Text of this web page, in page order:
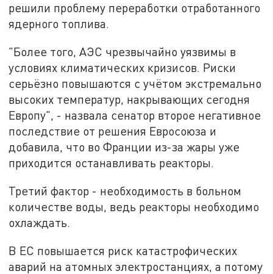
решили проблему переработки отработанного
ядерного топлива.
"Более того, АЭС чрезвычайно уязвимы в
условиях климатических кризисов. Риски
серьёзно повышаются с учётом экстремально
высоких температур, накрывающих сегодня
Европу", - назвала сенатор второе негативное
последствие от решения Евросоюза и
добавила, что во Франции из-за жары уже
приходится останавливать реакторы.
Третий фактор - необходимость в больном
количестве воды, ведь реакторы необходимо
охлаждать.
В ЕС повышается риск катастрофических
аварий на атомных электростанциях, а потому